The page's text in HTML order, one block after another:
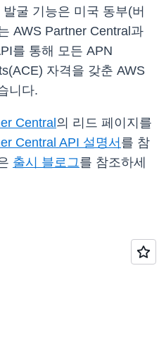
굴 기능은 미국 동부(버
AWS Partner Central과
를 통해 모든 APN
자격을 갖춘 AWS
니다.
Central 의 리드 페이지를
Central API 설명서 를 참
출시 블로그를 참조하세